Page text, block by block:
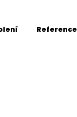
Reference